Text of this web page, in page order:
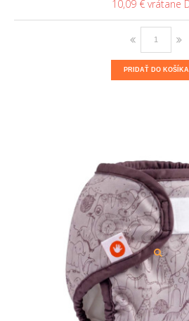
10,09 €
PRIDAŤ DO KOŠÍKA